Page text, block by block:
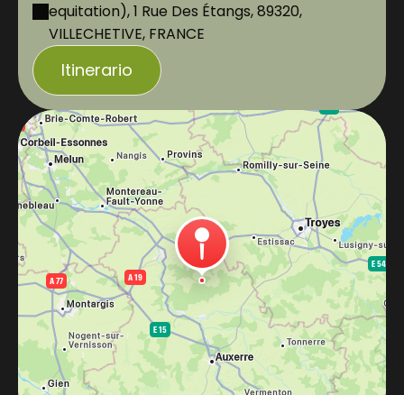
equitation), 1 Rue Des Étangs, 89320,
VILLECHETIVE, FRANCE
Itinerario